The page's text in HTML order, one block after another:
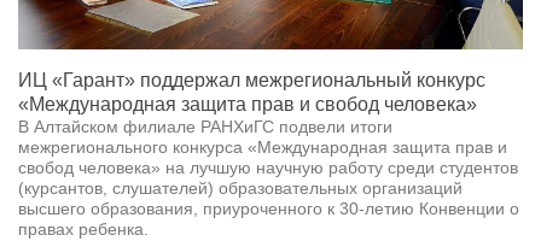
ИЦ «Гарант» поддержал межрегиональный конкурс
«Международная защита прав и свобод человека»
В Алтайском филиале РАНХиГС подвели итоги
межрегионального конкурса «Международная защита прав и
свобод человека» на лучшую научную работу среди студентов
(курсантов, слушателей) образовательных организаций
высшего образования, приуроченного к 30-летию Конвенции о
правах ребенка.